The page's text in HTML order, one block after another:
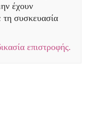
έχουν
τη συσκευασία
επιστροφής.